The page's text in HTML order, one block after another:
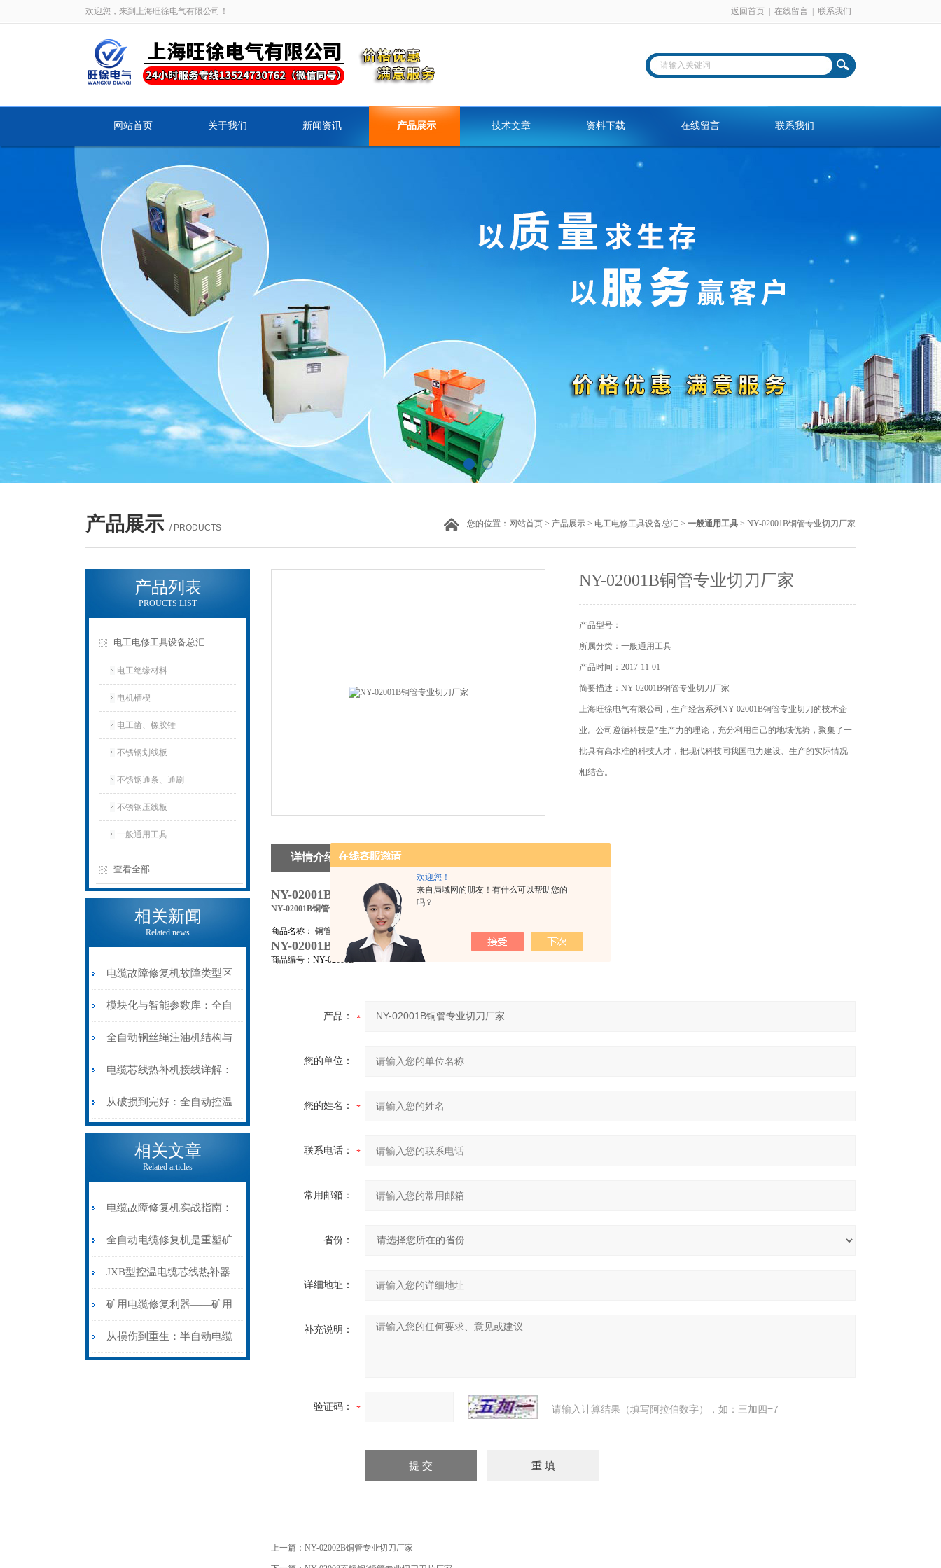
欢迎您！
来自局域网的朋友！有什么可以帮助您的
吗？
欢迎您，来到上海旺徐电气有限公司！ 返回首页 在线留言 联系我们
网站首页 关于我们 新闻资讯 产品展示 技术文章 资料下载 在线留言 联系我们
产品展示 / PRODUCTS 您的位置： 网站首页 > 产品展示 > 电工电修工具设备总汇 > 一般通用工具 > NY-02001B铜管专业切刀厂家
产品列表
PROUCTS LIST
电工电修工具设备总汇
电工绝缘材料
电机槽楔
电工凿、橡胶锤
不锈钢划线板
不锈钢通条、通刷
不锈钢压线板
一般通用工具
查看全部
相关新闻
Related news
电缆故障修复机故障类型区
分指南：从“绝缘电
阻”到“波形特征”的精准诊
断逻辑
模块化与智能参数库：全自
动电缆修复机的快速换型逻
辑
全自动钢丝绳注油机结构与
工作原理：揭秘高效润滑的
机械密码
电缆芯线热补机接线详解：
从入门到精通
从破损到完好：全自动控温
电缆热补机的核心价值
相关文章
Related articles
电缆故障修复机实战指南：
从“盲测”到“精确定点”的三
步作业法
全自动电缆修复机是重塑矿
山电力动脉的“智能外科医
生”
JXB型控温电缆芯线热补器
安装与接线：精准修复的工
艺基石
矿用电缆修复利器——矿用
电缆热补机智能控温，安全
从损伤到重生：半自动电缆
NY-02001B铜管专业切刀厂家
产品型号：
所属分类：一般通用工具
产品时间：2017-11-01
简要描述：NY-02001B铜管专业切刀厂家
上海旺徐电气有限公司，生产经营系列NY-02001B铜管专业切刀的技术企
业。公司遵循科技是*生产力的理论，充分利用自己的地域优势，聚集了一
批具有高水准的科技人才，把现代科技同我国电力建设、生产的实际情况
相结合。
详情介绍
NY-02001B铜管专业切刀厂家
NY-02001B铜管专业切刀
商品名称： 铜管专业切刀
NY-02001B铜管专业切刀厂家
商品编号：NY-02001B
产品：
您的单位：
您的姓名：
联系电话：
常用邮箱：
省份：
详细地址：
补充说明：
验证码： 请输入计算结果（填写阿拉伯数字），如：三加四=7
上一篇： NY-02002B铜管专业切刀厂家